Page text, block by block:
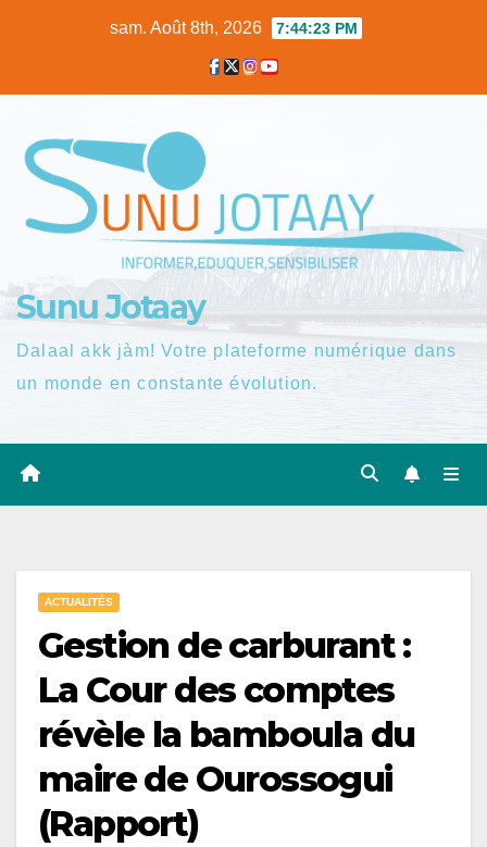
sam. Août 8th, 2026 7:44:23 PM
Sunu Jotaay
Dalaal akk jàm! Votre plateforme numérique dans
un monde en constante évolution.
ACTUALITÉS
Gestion de carburant :
La Cour des comptes
révèle la bamboula du
maire de Ourossogui
(Rapport)